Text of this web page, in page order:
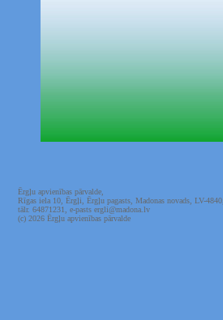
Ērgļu apvienības pārvalde,
Rīgas iela 10, Ērgļi, Ērgļu pagasts, Madonas novads, LV-4840,
tālr. 64871231, e-pasts ergli@madona.lv
(c) 2026 Ērgļu apvienības pārvalde